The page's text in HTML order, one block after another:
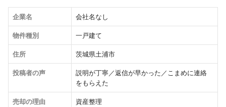
企業名 会社名なし
物件種別 一戸建て
住所 茨城県土浦市
投稿者の声
説明が丁寧／返信が早かった／こまめに連絡
をもらえた
売却の理由 資産整理